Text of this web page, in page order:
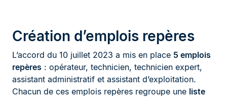
Création d’emplois repères
L’accord du 10 juillet 2023 a mis en place 5 emplois
repères : opérateur, technicien, technicien expert,
assistant administratif et assistant d’exploitation.
Chacun de ces emplois repères regroupe une liste